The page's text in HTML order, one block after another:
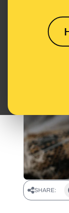
SHARE: